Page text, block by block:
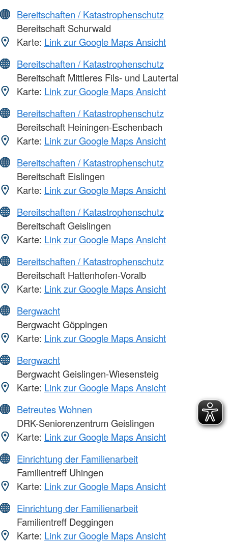
Bereitschaften / Katastrophenschutz
Bereitschaft Schurwald
Karte: Link zur Google Maps Ansicht
Bereitschaften / Katastrophenschutz
Bereitschaft Mittleres Fils- und Lautertal
Karte: Link zur Google Maps Ansicht
Bereitschaften / Katastrophenschutz
Bereitschaft Heiningen-Eschenbach
Karte: Link zur Google Maps Ansicht
Bereitschaften / Katastrophenschutz
Bereitschaft Eislingen
Karte: Link zur Google Maps Ansicht
Bereitschaften / Katastrophenschutz
Bereitschaft Geislingen
Karte: Link zur Google Maps Ansicht
Bereitschaften / Katastrophenschutz
Bereitschaft Hattenhofen-Voralb
Karte: Link zur Google Maps Ansicht
Bergwacht
Bergwacht Göppingen
Karte: Link zur Google Maps Ansicht
Bergwacht
Bergwacht Geislingen-Wiesensteig
Karte: Link zur Google Maps Ansicht
Betreutes Wohnen
DRK-Seniorenzentrum Geislingen
Karte: Link zur Google Maps Ansicht
Einrichtung der Familienarbeit
Familientreff Uhingen
Karte: Link zur Google Maps Ansicht
Einrichtung der Familienarbeit
Familientreff Deggingen
Karte: Link zur Google Maps Ansicht